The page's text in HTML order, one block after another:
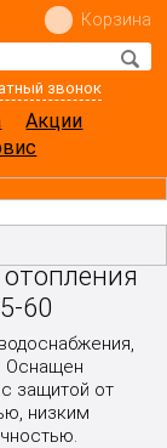
звонок
Корзина
Акции
60
Оснащен
защитой от
низким